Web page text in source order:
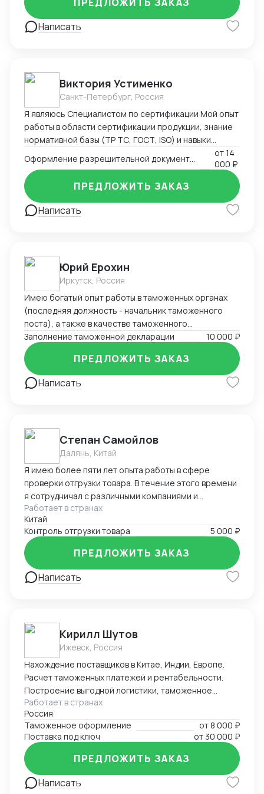
Написать
Виктория Устименко
Санкт-Петербург, Россия
Я являюсь Специалистом по сертификации Мой опыт
работы в области сертификации продукции, знание
нормативной базы (ТР ТС, ГОСТ, ISO) и навыки
позволяют мне эффективно решать задачи по
подтверждению соответствия продукции
установленным требованиям. Оформляю
техническую документацию и консультирую по
вопросам
от14
000 ₽
Написать
ПРЕДЛОЖИТЬ ЗАКАЗ
Юрий Ерохин
Иркутск, Россия
Имею богатый опыт работы в таможенных органах
(последняя должность - начальник таможенного
поста), а также в качестве таможенного
представителя. Два высших образования -
таможенное дело и юриспруденция.
Заполнение таможенной декларации 10 000 ₽
Написать
ПРЕДЛОЖИТЬ ЗАКАЗ
Степан Самойлов
Далянь, Китай
Я имею более пяти лет опыта работы в сфере
проверки отгрузки товара. В течение этого времени
я сотрудничал с различными компаниями и
фабриками, осуществляя контроль и обеспечение
качества отгрузки разнообразных товаров, от
потребительских товаров до промышленного
оборудования.
Работает в странах
Китай
Контроль отгрузки товара
5 000 ₽
Написать
ПРЕДЛОЖИТЬ ЗАКАЗ
Кирилл Шутов
Ижевск, Россия
Нахождение поставщиков в Китае, Индии, Европе.
Расчет таможенных платежей и рентабельности.
Построение выгодной логистики, таможенное
оформление.
Работает в странах
Россия
Таможенное оформление
от 8 000 ₽
Поставка под ключ
от 30 000 ₽
Написать
ПРЕДЛОЖИТЬ ЗАКАЗ